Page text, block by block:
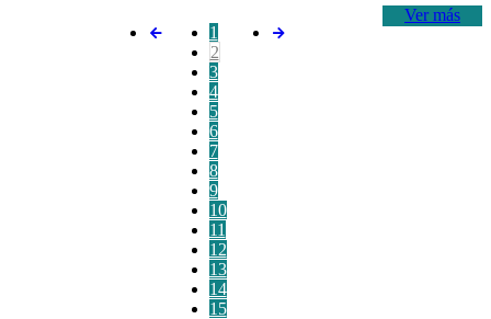
Ver más
1
2
3
4
5
6
7
8
9
10
11
12
13
14
15